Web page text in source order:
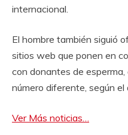
internacional.
El hombre también siguió
sitios web que ponen en
con donantes de
número diferente, según
Ver Más noticias…